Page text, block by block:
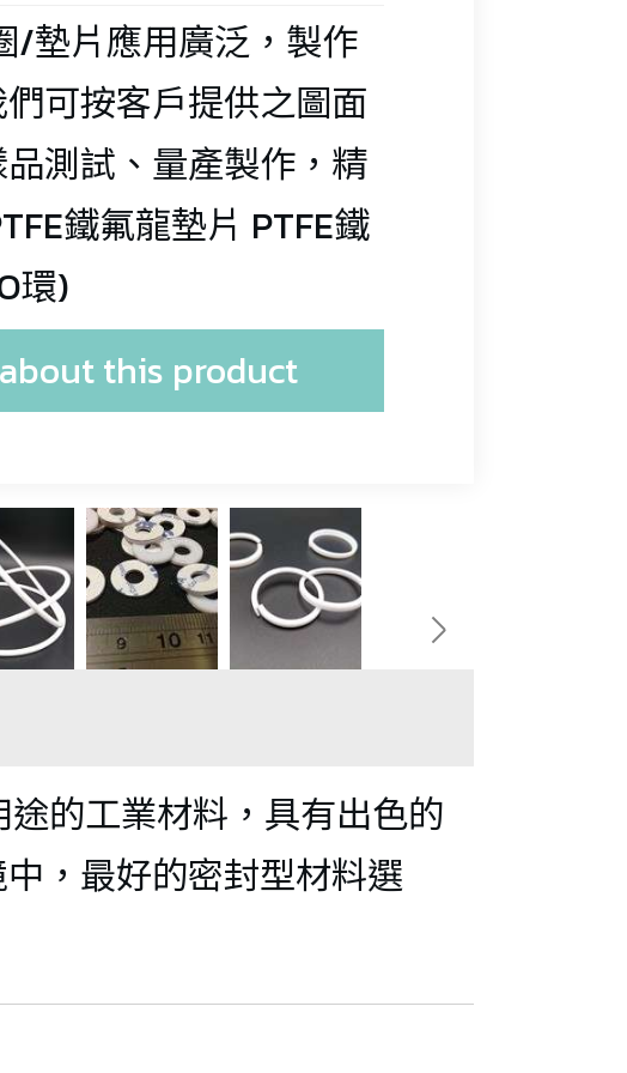
steel
tape
/墊片應用廣泛，製作
可按客戶提供之圖面
測試、量產製作，精
鐵氟龍墊片 PTFE鐵
環)
this product
的工業材料，具有出色的
，最好的密封型材料選